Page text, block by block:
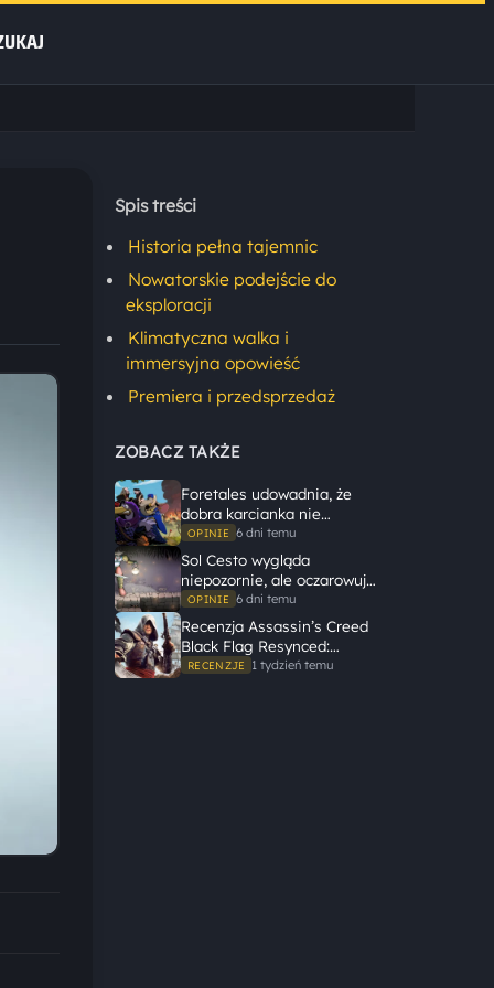
Spis treści
Historia pełna tajemnic
Nowatorskie podejście do
eksploracji
Klimatyczna walka i
immersyjna opowieść
Premiera i przedsprzedaż
ZOBACZ TAKŻE
Foretales udowadnia, że
dobra karcianka nie
potrzebuje wielkiego
świata, żeby opowiedzieć
dużą historię
OPINIE 6 dni temu
Sol Cesto wygląda
niepozornie, ale oczarowuje
gameplayem
OPINIE 6 dni temu
Recenzja Assassin’s Creed
Black Flag Resynced:
Ubisoft tego nie zepsuł
RECENZJE 1 tydzień temu